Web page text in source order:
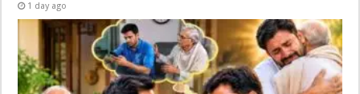
1 day ago